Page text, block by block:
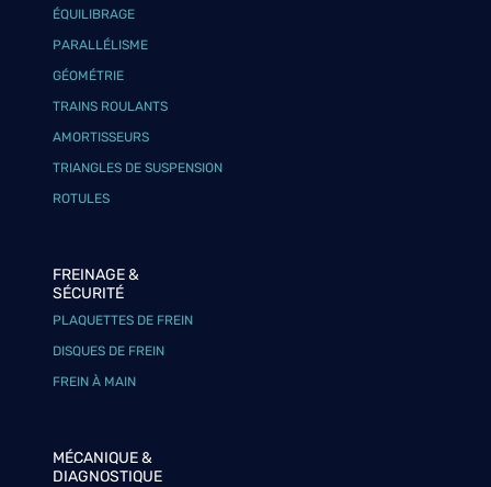
ÉQUILIBRAGE
PARALLÉLISME
GÉOMÉTRIE
TRAINS ROULANTS
AMORTISSEURS
TRIANGLES DE SUSPENSION
ROTULES
FREINAGE &
SÉCURITÉ
PLAQUETTES DE FREIN
DISQUES DE FREIN
FREIN À MAIN
MÉCANIQUE &
DIAGNOSTIQUE